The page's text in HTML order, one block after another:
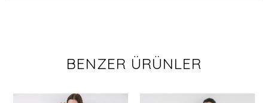
BENZER ÜRÜNLER